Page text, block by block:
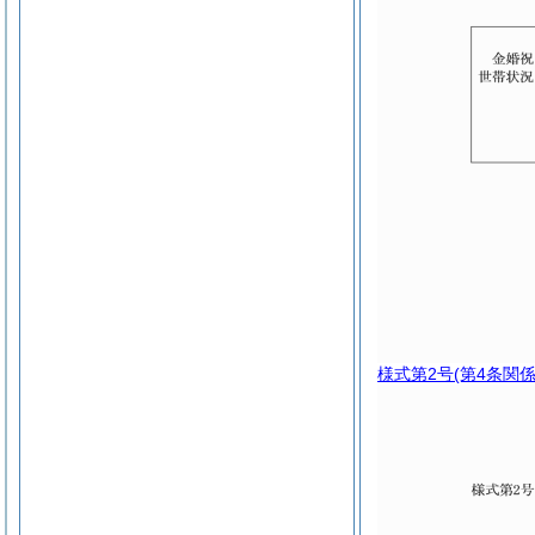
様式第2号(第4条関